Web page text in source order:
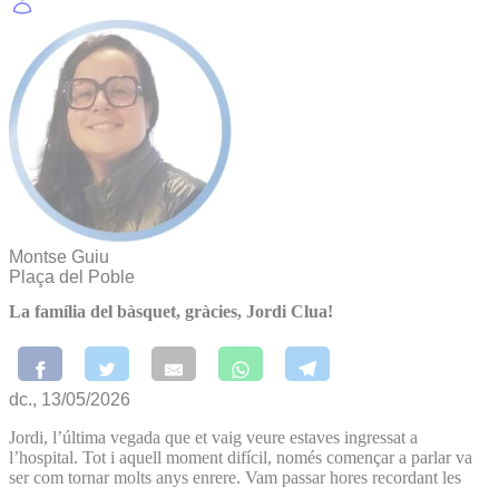
Montse Guiu
Plaça del Poble
La família del bàsquet, gràcies, Jordi Clua!
dc., 13/05/2026
Jordi, l’última vegada que et vaig veure estaves ingressat a
l’hospital. Tot i aquell moment difícil, només començar a parlar va
ser com tornar molts anys enrere. Vam passar hores recordant les